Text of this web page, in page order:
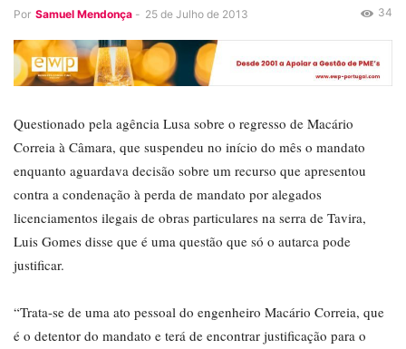
Por Samuel Mendonça - 25 de Julho de 2013 34
Questionado pela agência Lusa sobre o regresso de Macário
Correia à Câmara, que suspendeu no início do mês o mandato
enquanto aguardava decisão sobre um recurso que apresentou
contra a condenação à perda de mandato por alegados
licenciamentos ilegais de obras particulares na serra de Tavira,
Luis Gomes disse que é uma questão que só o autarca pode
justificar.
“Trata-se de uma ato pessoal do engenheiro Macário Correia, que
é o detentor do mandato e terá de encontrar justificação para o